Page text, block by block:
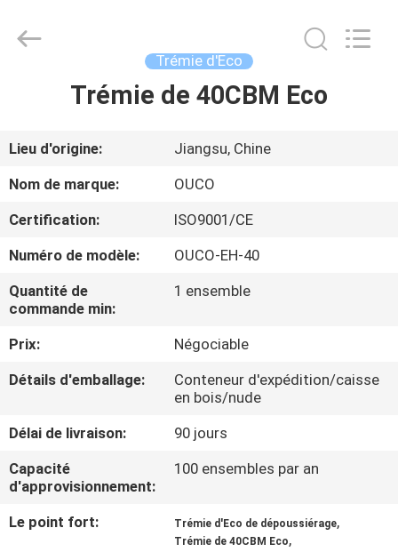
MAISON
PRODUITS
VIDÉOS
SPECTACLE
VR
À
PROPOS
NOUS
GROUP
Trémie d'Eco
Trémie de 40CBM Eco
Lieu d'origine:
Jiangsu, Chine
Nom de marque:
OUCO
Certification:
ISO9001/CE
Numéro de modèle:
OUCO-EH-40
Quantité de
commande min:
1 ensemble
Prix:
Négociable
Détails d'emballage:
Conteneur d'expédition/caisse
en bois/nude
Délai de livraison:
90 jours
Capacité
d'approvisionnement:
100 ensembles par an
Le point fort: Trémie d'Eco de dépoussiérage,
Trémie de 40CBM Eco,